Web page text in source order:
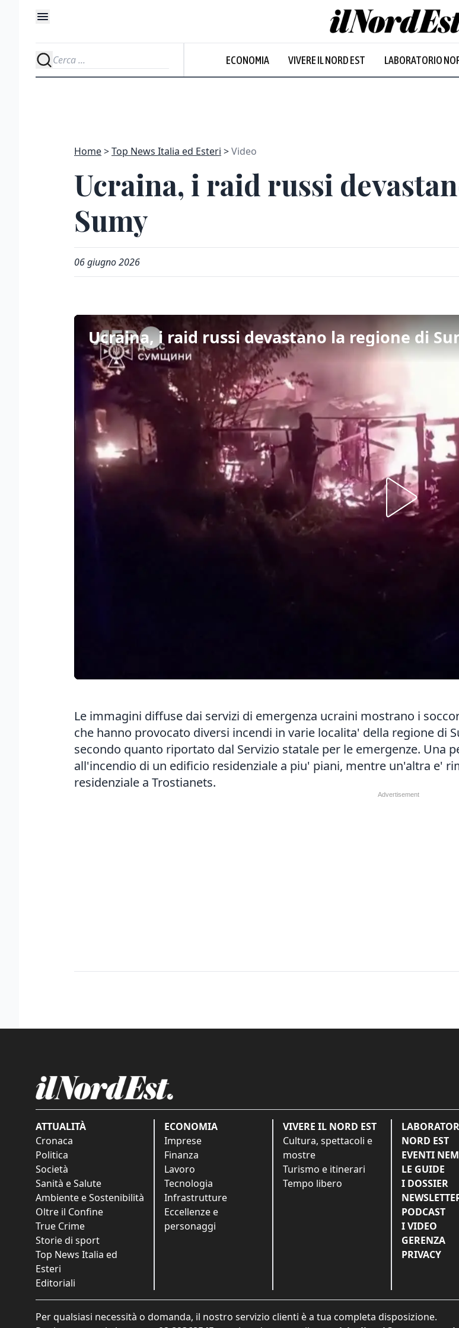
ECONOMIA VIVERE IL NORD EST LABORATORIO
Home Top News Italia ed Esteri Video
Ucraina, i raid russi
Sumy
06 giugno 2026
Ucraina, i raid russi devastano la regione di
Le immagini diffuse dai servizi di emergenza ucraini mostrano i
che hanno provocato diversi incendi in varie localita' della regione di
secondo quanto riportato dal Servizio statale per le emergenze. Una
all'incendio di un edificio residenziale a piu' piani, mentre un'altra e'
residenziale a Trostianets.
ATTUALITÀ
Cronaca
Politica
Società
Sanità e Salute
Ambiente e Sostenibilità
Oltre il Confine
True Crime
Storie di sport
Top News Italia ed
Esteri
Editoriali
ECONOMIA
Imprese
Finanza
Lavoro
Tecnologia
Infrastrutture
Eccellenze e
personaggi
VIVERE IL NORD EST
Cultura, spettacoli e
mostre
Turismo e itinerari
Tempo libero
NORD EST
EVENTI NEM
LE GUIDE
I DOSSIER
PODCAST
I VIDEO
GERENZA
PRIVACY
Per qualsiasi necessità o domanda, il nostro servizio clienti è a tua completa disposizione.